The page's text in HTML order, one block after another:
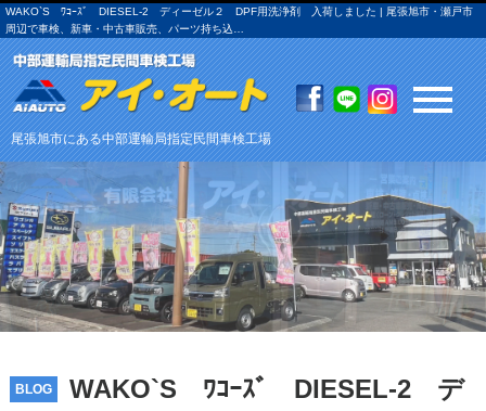
WAKO`S ﾜｺｰｽﾞ DIESEL-2 ディーゼル２ DPF用洗浄剤 入荷しました | 尾張旭市・瀬戸市
周辺で車検、新車・中古車販売、パーツ持ち込…
尾張旭市にある中部運輸局指定民間車検工場
WAKO`S ﾜｺｰｽﾞ DIESEL-2 デ
BLOG